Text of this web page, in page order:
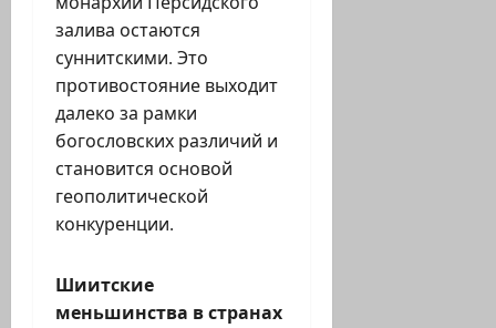
залива остаются
суннитскими. Это
противостояние выходит
далеко за рамки
богословских различий и
становится основой
геополитической
конкуренции.
Шиитские
меньшинства в странах